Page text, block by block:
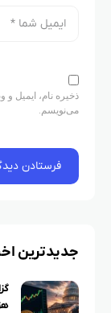
ذخیره نام، ایمیل
می‌نویسم.
جدیدترین